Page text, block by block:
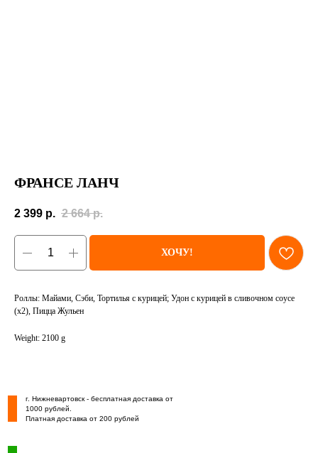
ФРАНСЕ ЛАНЧ
2 399 р. 2 664 р.
ХОЧУ!
Роллы: Майами, Сэби, Тортилья с курицей; Удон с курицей в сливочном соусе
(х2), Пицца Жульен
Weight: 2100 g
г. Нижневартовск - бесплатная доставка от
1000 рублей.
Платная доставка от 200 рублей